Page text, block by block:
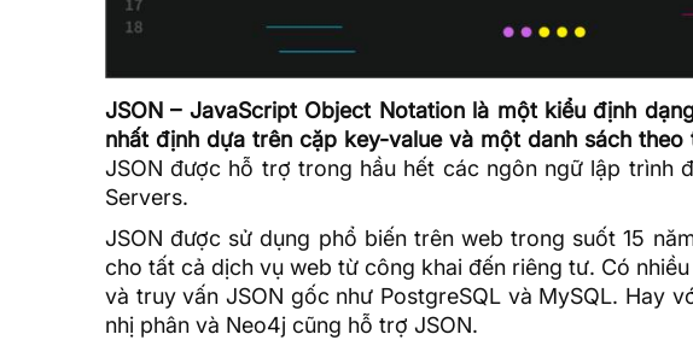
JSON – JavaScript Object Notation là một kiểu định
nhất định dựa trên cặp key-value và một danh sách theo
JSON được hỗ trợ trong hầu hết các ngôn ngữ lập trình
Servers.
JSON được sử dụng phổ biến trên web trong suốt 15
cho tất cả dịch vụ web từ công khai đến riêng tư. Có nhiều
và truy vấn JSON gốc như PostgreSQL và MySQL. Hay
nhị phân và Neo4j cũng hỗ trợ JSON.